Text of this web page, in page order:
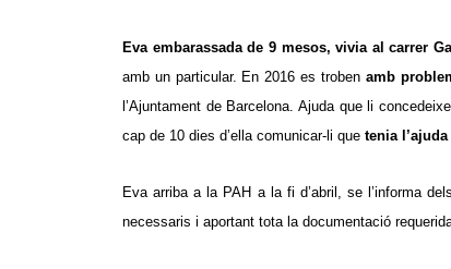
Eva embarassada de 9 mesos, vivia al carrer
amb un particular. En 2016 es troben amb
l’Ajuntament de Barcelona. Ajuda que li
cap de 10 dies d’ella comunicar-li que tenia
Eva arriba a la PAH a la fi d’abril, se l’informa
necessaris i aportant tota la documentació